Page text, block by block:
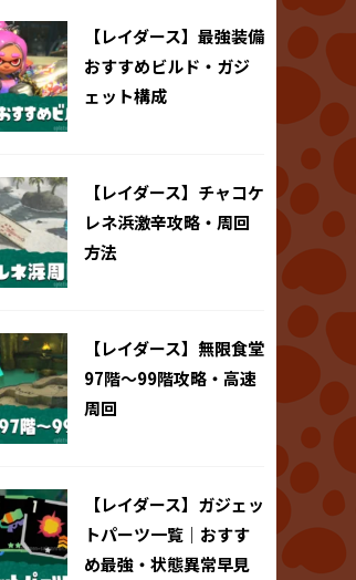
【レイダース】最強装備
おすすめビルド・ガジ
ェット構成
【レイダース】チャコケ
レネ浜激辛攻略・周回
方法
【レイダース】無限食堂
97階～99階攻略・高速
周回
【レイダース】ガジェッ
トパーツ一覧｜おすす
め最強・状態異常早見